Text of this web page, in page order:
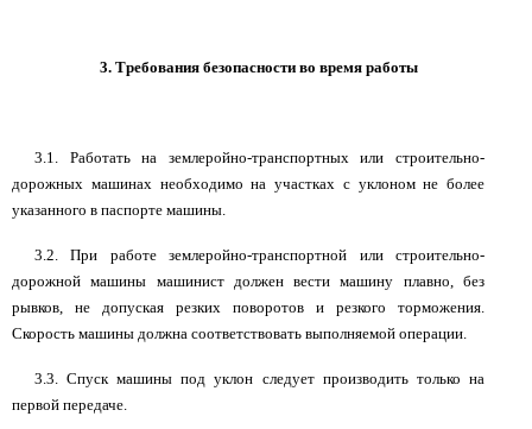
3. Требования безопасности во время работы
3.1. Работать на землеройно-транспортных или строительно-
дорожных машинах необходимо на участках с уклоном не более
указанного в паспорте машины.
3.2. При работе землеройно-транспортной или строительно-
дорожной машины машинист должен вести машину плавно, без
рывков, не допуская резких поворотов и резкого торможения.
Скорость машины должна соответствовать выполняемой операции.
3.3. Спуск машины под уклон следует производить только на
первой передаче.